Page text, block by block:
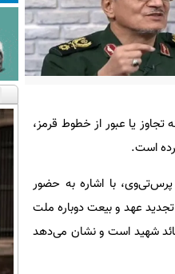
تجاوز یا عبور از خطوط قرمز،
است.
با اشاره به حضور
عهد و بیعت دوباره ملت
قائد شهید است و نشان می‌دهد